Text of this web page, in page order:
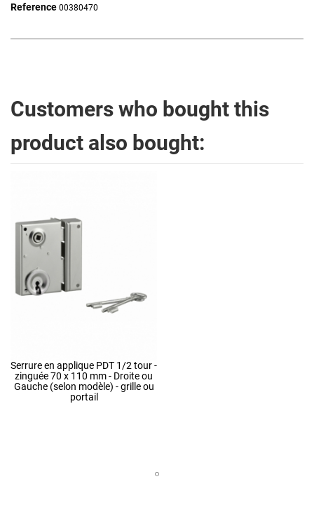
Reference 00380470
Customers who bought this
product also bought:
Serrure en applique PDT 1/2 tour -
zinguée 70 x 110 mm - Droite ou
Gauche (selon modèle) - grille ou
portail